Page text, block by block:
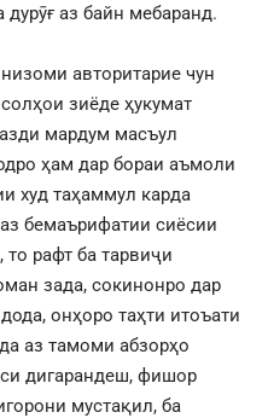
аз байн мебаранд.
авторитарие чун
зиёде ҳукумат
мардум масъул
ҳам дар бораи аъмоли
худ таҳаммул карда
бемаърифатии сиёсии
рафт ба тарвиҷи
зада, сокинонро дар
онҳоро таҳти итоъати
аз тамоми абзорҳо
дигарандеш, фишор
мустақил, ба